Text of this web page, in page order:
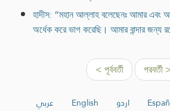
হাদীস: “মহান আল্লাহ বলেছেনঃ আমার এবং
অর্ধেক করে ভাগ করেছি। আমার বান্দার জন্য
< পূর্ববর্তী পরবর্তী
عربي English اردو